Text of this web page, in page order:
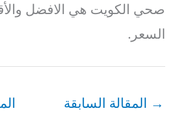
صحي الكويت هي الافضل
السعر.
→ المقالة السابقة